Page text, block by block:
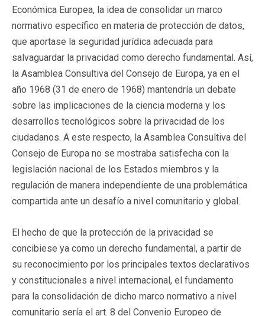
Económica Europea, la idea de consolidar un marco
normativo específico en materia de protección de datos,
que aportase la seguridad jurídica adecuada para
salvaguardar la privacidad como derecho fundamental. Así,
la Asamblea Consultiva del Consejo de Europa, ya en el
año 1968 (31 de enero de 1968) mantendría un debate
sobre las implicaciones de la ciencia moderna y los
desarrollos tecnológicos sobre la privacidad de los
ciudadanos. A este respecto, la Asamblea Consultiva del
Consejo de Europa no se mostraba satisfecha con la
legislación nacional de los Estados miembros y la
regulación de manera independiente de una problemática
compartida ante un desafío a nivel comunitario y global.
El hecho de que la protección de la privacidad se
concibiese ya como un derecho fundamental, a partir de
su reconocimiento por los principales textos declarativos
y constitucionales a nivel internacional, el fundamento
para la consolidación de dicho marco normativo a nivel
comunitario sería el art. 8 del Convenio Europeo de